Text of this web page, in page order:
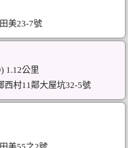
美23-7號
1.12公里
西村11鄰大屋坑32-5號